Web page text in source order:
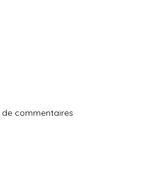
de commentaires